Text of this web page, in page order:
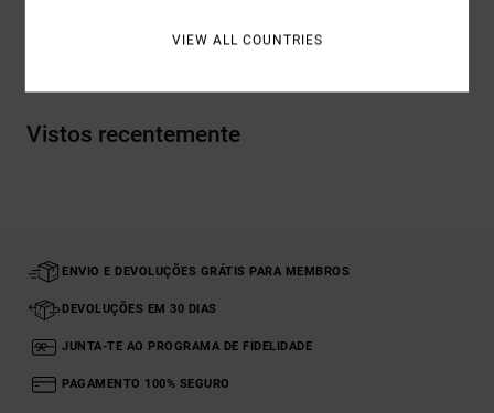
Envio& Devoluciones
Vistos recentemente
ENVIO E DEVOLUÇÕES GRÁTIS PARA MEMBROS
DEVOLUÇÕES EM 30 DIAS
JUNTA-TE AO PROGRAMA DE FIDELIDADE
PAGAMENTO 100% SEGURO
VIEW ALL COUNTRIES